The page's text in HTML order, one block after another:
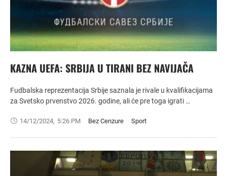
KAZNA UEFA: SRBIJA U TIRANI BEZ NAVIJAČA
Fudbalska reprezentacija Srbije saznala je rivale u kvalifikacijama
za Svetsko prvenstvo 2026. godine, ali će pre toga igrati …
14/12/2024, 5:26 PM Bez Cenzure Sport